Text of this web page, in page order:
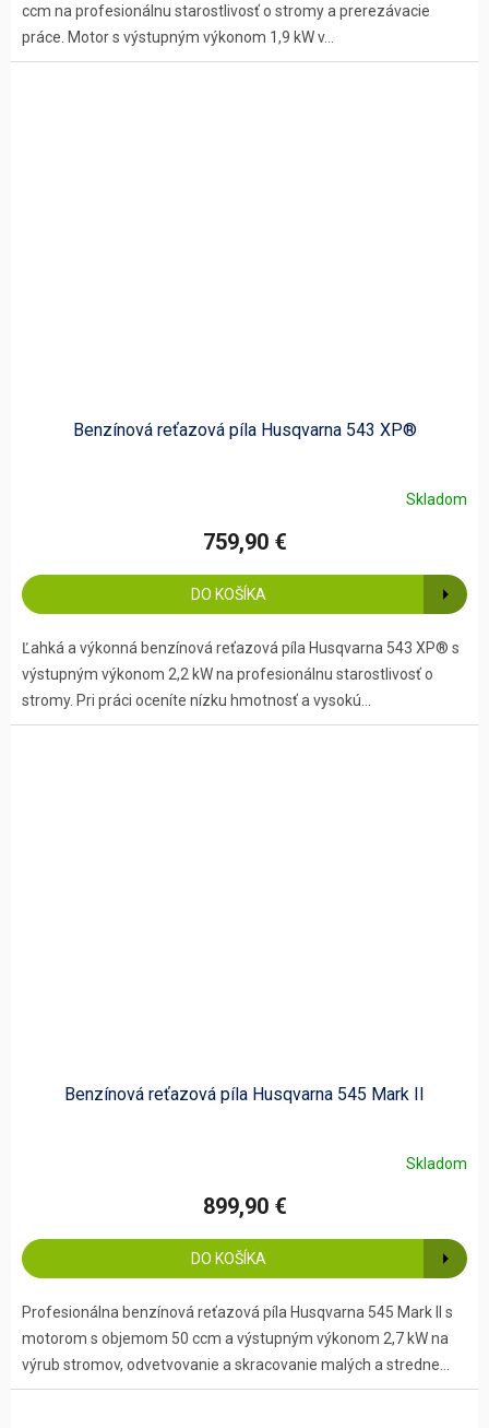
ccm na profesionálnu starostlivosť o stromy a prerezávacie
práce. Motor s výstupným výkonom 1,9 kW v...
Benzínová reťazová píla Husqvarna 543 XP®
Skladom
759,90 €
DO KOŠÍKA
Ľahká a výkonná benzínová reťazová píla Husqvarna 543 XP® s
výstupným výkonom 2,2 kW na profesionálnu starostlivosť o
stromy. Pri práci oceníte nízku hmotnosť a vysokú...
Benzínová reťazová píla Husqvarna 545 Mark II
Skladom
899,90 €
DO KOŠÍKA
Profesionálna benzínová reťazová píla Husqvarna 545 Mark II s
motorom s objemom 50 ccm a výstupným výkonom 2,7 kW na
výrub stromov, odvetvovanie a skracovanie malých a stredne...